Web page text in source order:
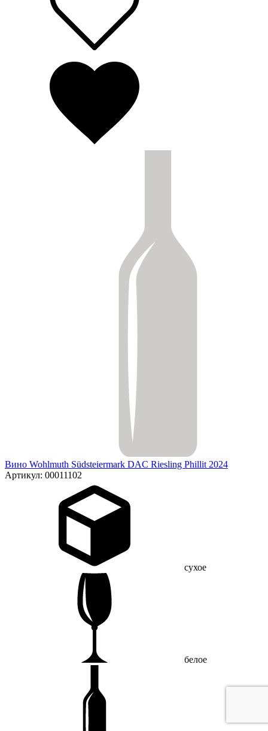
Вино Wohlmuth Südsteiermark DAC Riesling Phillit 2024
Артикул: 00011102
сухое
белое